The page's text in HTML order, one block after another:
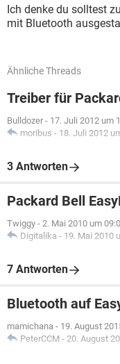
Ich denke du solltest
mit Bluetooth
Ähnliche Threads
Treiber für
Bulldozer - 17. Juli 2012 um
moribus - 18. Juli 2012
3 Antworten
Packard Bell
Twiggy - 2. Mai 2010 um
Digitalika - 19. Mai 2010
7 Antworten
Bluetooth auf
mamichana - 19. August
PeterCCM - 20. August